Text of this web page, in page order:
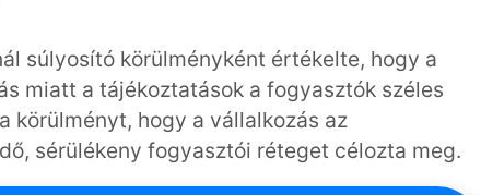
súlyosító körülményként értékelte, hogy a
miatt a tájékoztatások a fogyasztók széles
körülményt, hogy a vállalkozás az
sérülékeny fogyasztói réteget célozta meg.